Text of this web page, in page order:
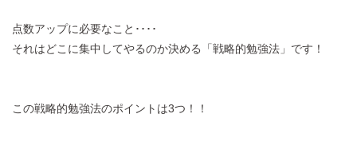
点数アップに必要なこと････
それはどこに集中してやるのか決める「戦略的勉強法」です！
この戦略的勉強法のポイントは3つ！！